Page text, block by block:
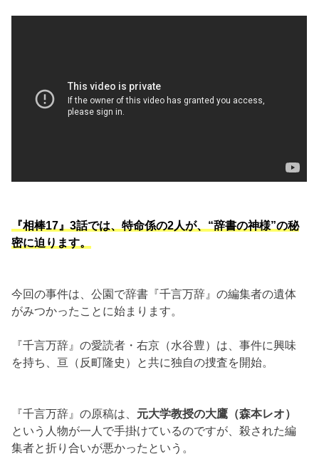
『相棒17』3話では、特命係の2人が、“辞書の神様”の秘
密に迫ります。
今回の事件は、公園で辞書『千言万辞』の編集者の遺体
がみつかったことに始まります。
『千言万辞』の愛読者・右京（水谷豊）は、事件に興味
を持ち、亘（反町隆史）と共に独自の捜査を開始。
『千言万辞』の原稿は、 元大学教授の大鷹（森本レオ）
という人物が一人で手掛けているのですが、殺された編
集者と折り合いが悪かったという。